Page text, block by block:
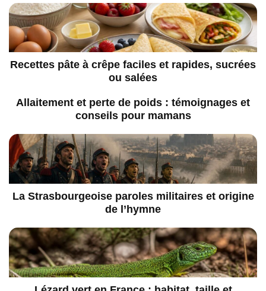
Recettes pâte à crêpe faciles et rapides, sucrées
ou salées
Allaitement et perte de poids : témoignages et
conseils pour mamans
La Strasbourgeoise paroles militaires et origine
de l’hymne